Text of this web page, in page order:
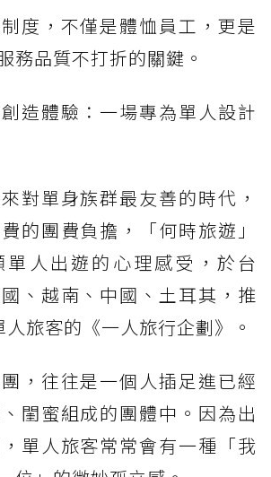
度，不僅是體恤員工，更是
務品質不打折的關鍵。
造體驗：一場專為單人設計
對單身族群最友善的時代，
的團費負擔，「何時旅遊」
人出遊的心理感受，於台
、越南、中國、土耳其，推
旅客的《一人旅行企劃》。
，往往是一個人插足進已經
閨蜜組成的團體中。因為出
單人旅客常常會有一種「我